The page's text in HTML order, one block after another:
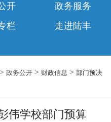
开
政务服务
栏
走进陆丰
政务公开> 财政信息 > 部门预决
伟学校部门预算